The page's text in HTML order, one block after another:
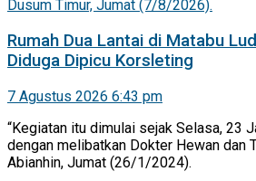
Rumah Dua Lantai di Matabu
Diduga Dipicu Korsleting
7 Agustus 2026 6:43 pm
“Kegiatan itu dimulai sejak Selasa, 23
dengan melibatkan Dokter Hewan dan
Abianhin, Jumat (26/1/2024).